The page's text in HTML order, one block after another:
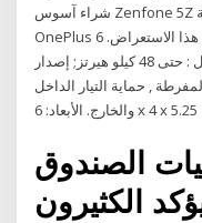
شراء آسوس Zenfone 5Z بالطاقة Snapdragon 845؟ هل هي مسابقة
OnePlus 6 تستحق؟ تحقق من إيجابيات وسلبيات في هذا الاستعراض.
معدل الإدخال : حتى 48 كيلو هيرتز; إصدار USB : 1.1أو أعلى. الحماية: الحد
, حماية التيار الداخل
الصندوق
الكثيرون